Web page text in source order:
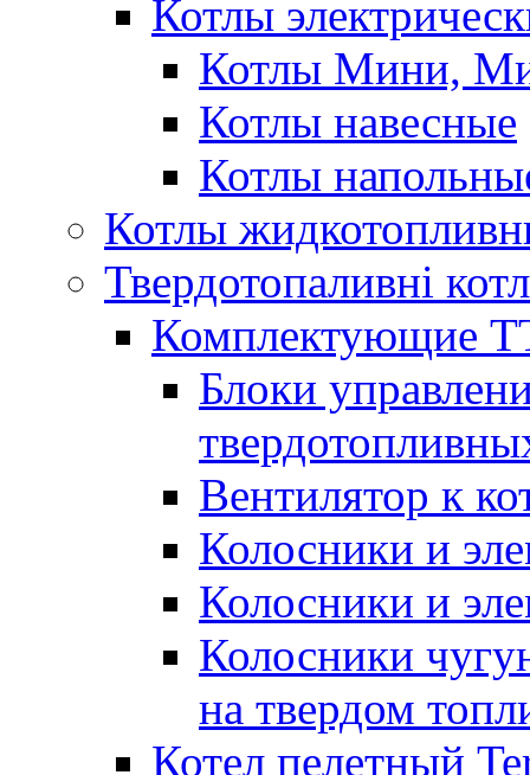
Котлы
Котлы Мини,
Котлы навесные
Котлы
Котлы
Твердотопаливні
Комплектующие
Блоки
Вентилятор к
Колосники и
Колосники и
Колосники
на твердом
Котел пелетный